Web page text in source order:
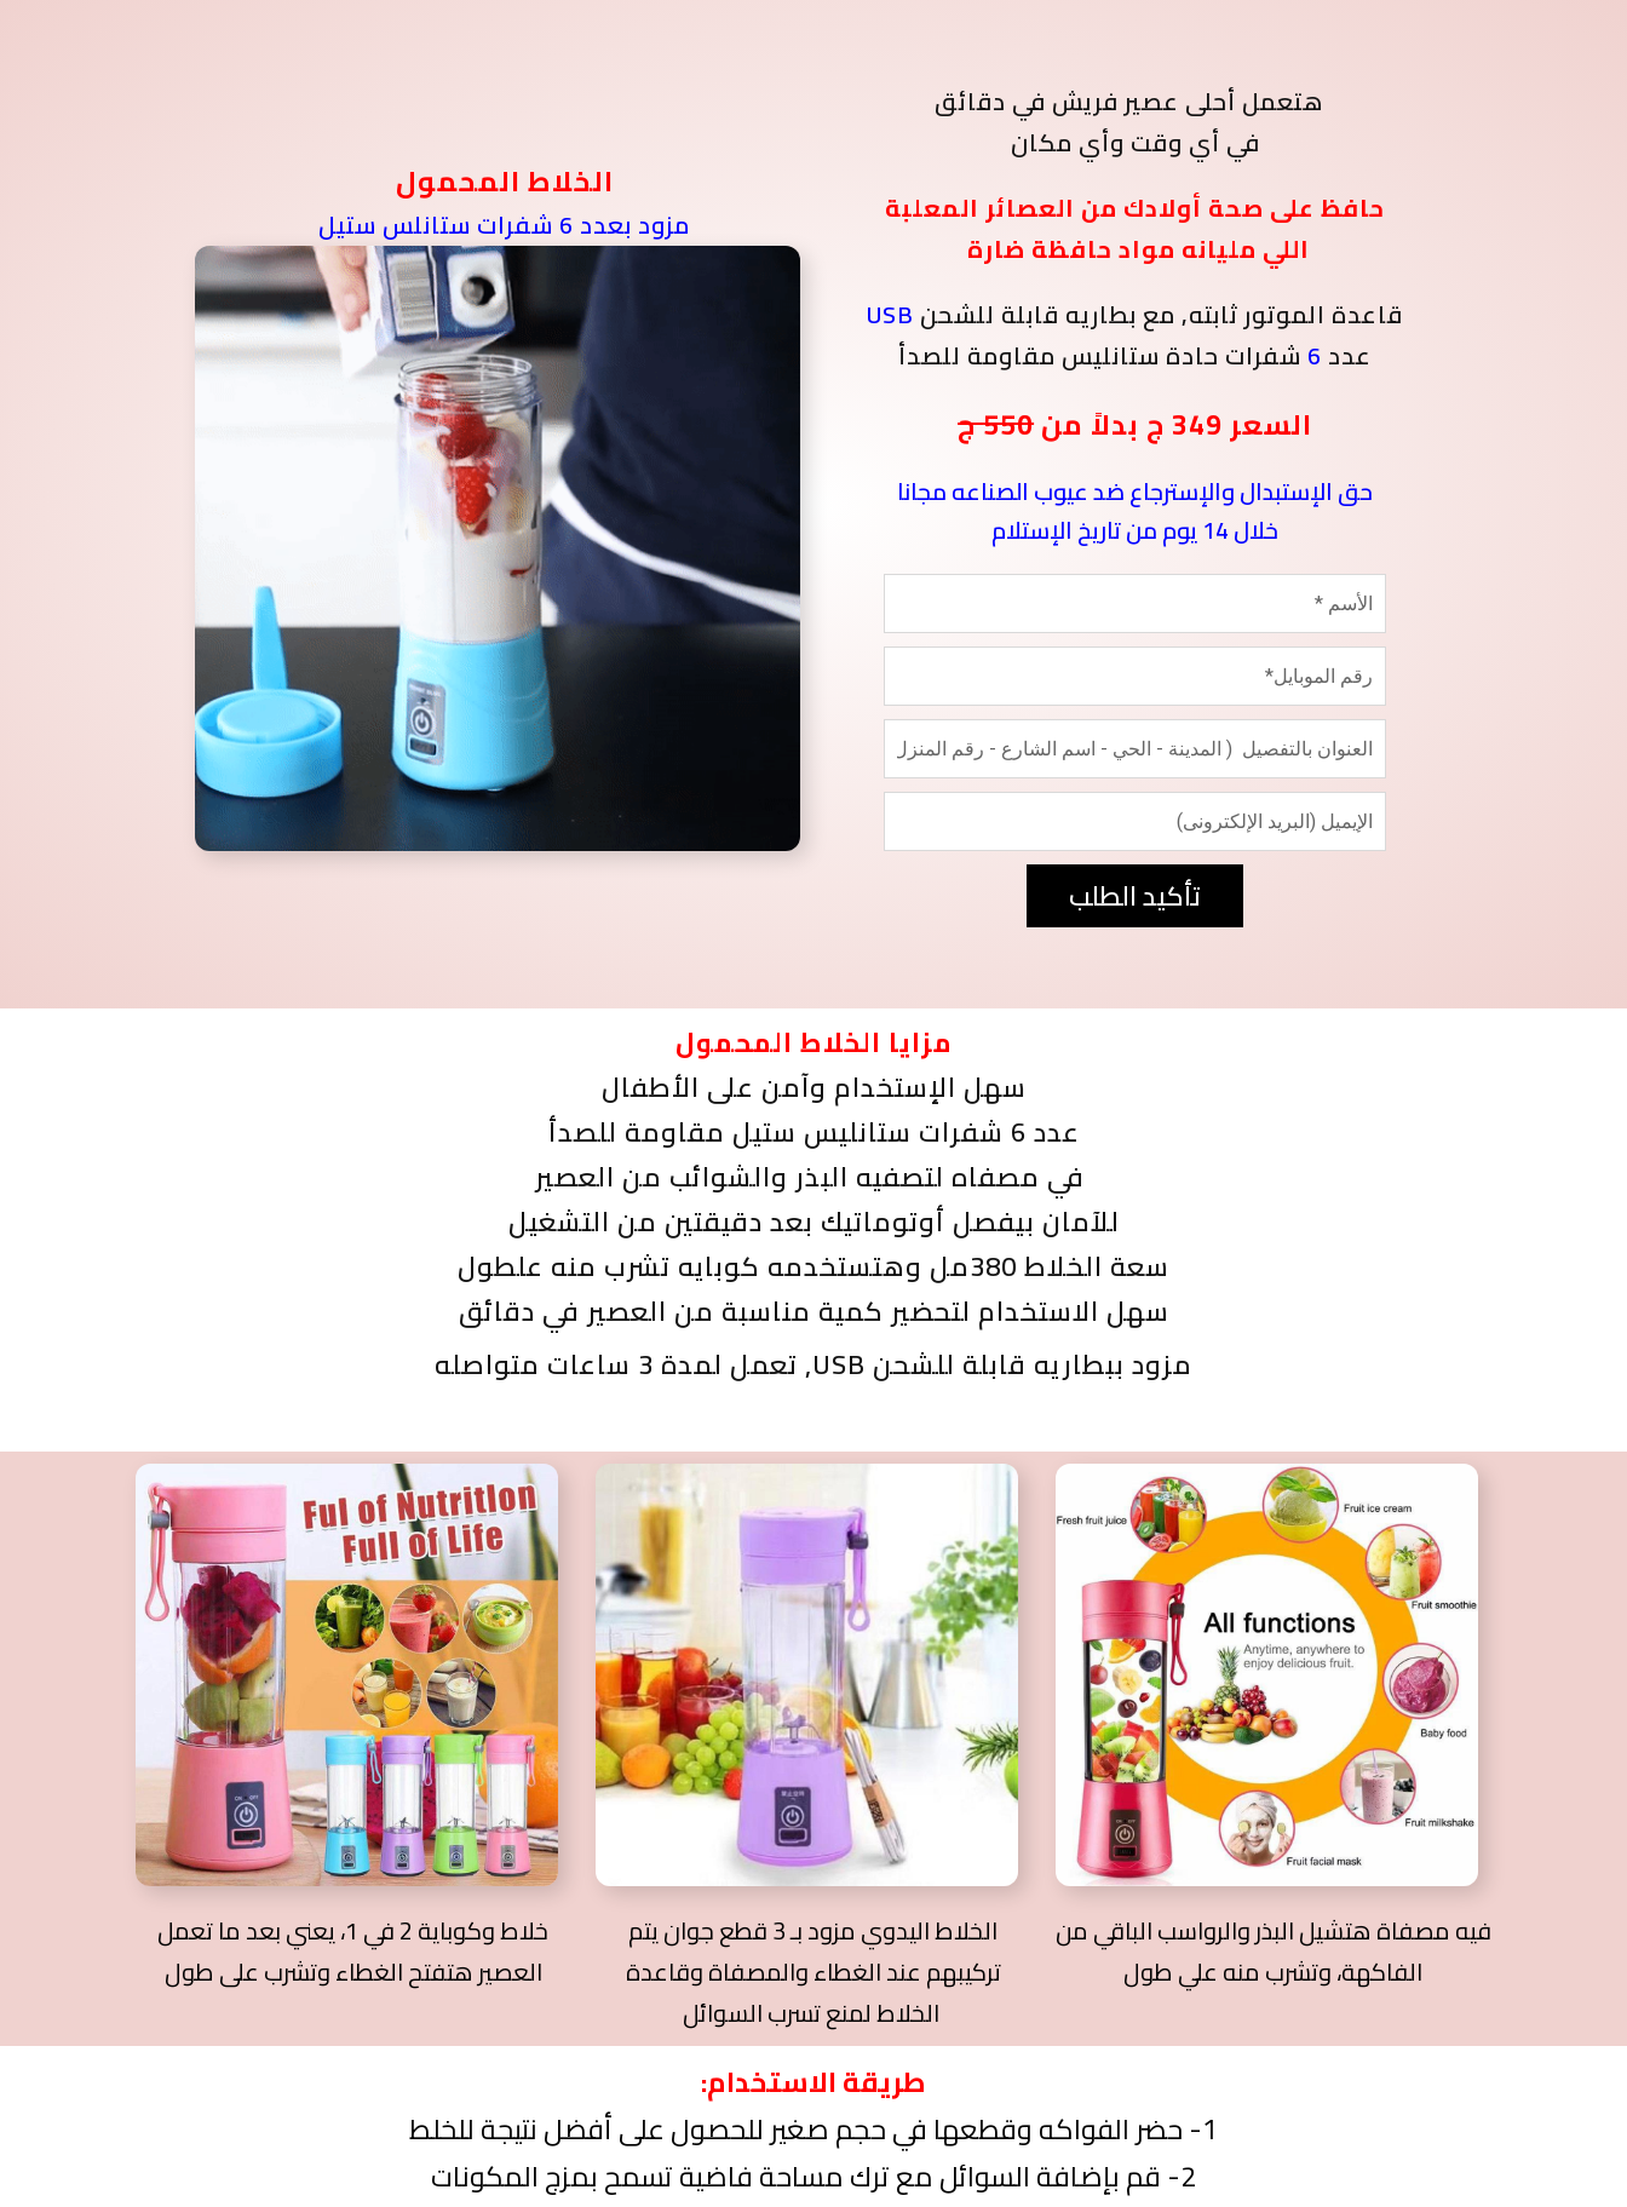
الخلاط المحمول
مزود بعدد 6 شفرات ستانلس ستيل
في أي وقت وأي مكان
حافظ على صحة أولادك من العصائر المعلبة
اللي مليانه مواد حافظة ضارة
قاعدة الموتور ثابته, مع بطاريه قابلة للشحن USB
عدد 6 شفرات حادة ستانليس مقاومة للصدأ
السعر 349 ج بدلاً من 550 ج
حق الإستبدال والإسترجاع ضد عيوب الصناعه مجانا
خلال 14 يوم من تاريخ الإستلام
تأكيد الطلب
مزايا الخلاط المحمول
سهل الإستخدام وآمن على الأطفال
عدد 6 شفرات ستانليس ستيل مقاومة للصدأ
للآمان بيفصل أوتوماتيك بعد دقيقتين من التشغيل
سعة الخلاط 380مل وهتستخدمه كوبايه تشرب منه علطول
سهل الاستخدام لتحضير كمية مناسبة من العصير في دقائق
مزود ببطاريه قابلة للشحن USB, تعمل لمدة 3 ساعات متواصله
خلاط وكوباية 2 في 1، يعني بعد ما تعمل
العصير هتفتح الغطاء وتشرب على طول
الخلاط اليدوي مزود بـ 3 قطع جوان يتم
تركيبهم عند الغطاء والمصفاة وقاعدة
فيه مصفاة هتشيل البذر والرواسب الباقي من
الفاكهة، وتشرب منه علي طول
طريقة الاستخدام:
1- حضر الفواكه وقطعها في حجم صغير للحصول على أفضل نتيجة للخلط
2- قم بإضافة السوائل مع ترك مساحة فاضية تسمح بمزج المكونات